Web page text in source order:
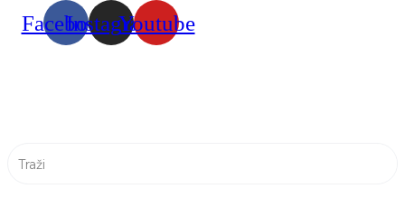
FacebookInstagramYoutube